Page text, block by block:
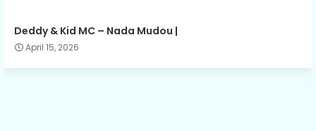
Deddy & Kid MC – Nada Mudou |
April 15, 2026